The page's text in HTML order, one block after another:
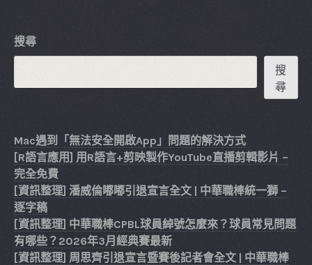
搜尋
搜
尋
Mac遇到「無法安全開啟App」問題的解決方式
[R語言應用] 用R語言+剪映製作YouTube直播剪輯影片 –
完全免費
[資訊整理] 潘威倫嘟嘟引退宣言全文 | 中華職棒統一獅 –
逐字稿
[資訊整理] 中華職棒CPBL球員綽號怎麼來？球員常見問題
有哪些？2026年3月經典賽最新
[資訊整理] 周思齊引退宣言暨賽後記者會全文 | 中華職棒